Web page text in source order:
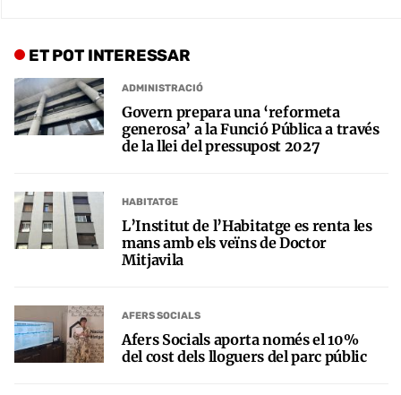
ET POT INTERESSAR
ADMINISTRACIÓ
Govern prepara una ‘reformeta
generosa’ a la Funció Pública a través
de la llei del pressupost 2027
HABITATGE
L’Institut de l’Habitatge es renta les
mans amb els veïns de Doctor
Mitjavila
AFERS SOCIALS
Afers Socials aporta només el 10%
del cost dels lloguers del parc públic